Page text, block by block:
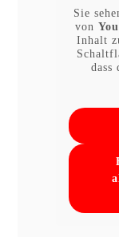
Sie
von
Inhalt
dass